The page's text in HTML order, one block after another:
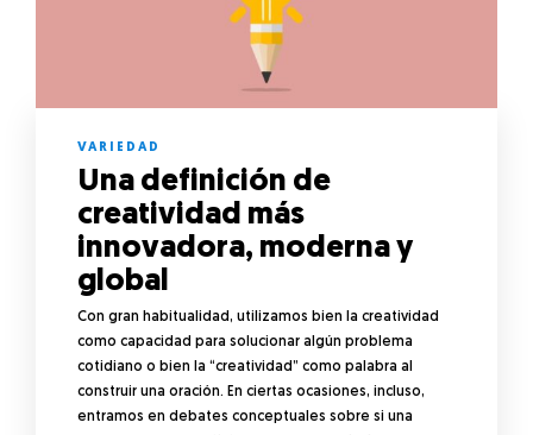
VARIEDAD
Una definición de
creatividad más
innovadora, moderna y
global
Con gran habitualidad, utilizamos bien la creatividad
como capacidad para solucionar algún problema
cotidiano o bien la “creatividad” como palabra al
construir una oración. En ciertas ocasiones, incluso,
entramos en debates conceptuales sobre si una